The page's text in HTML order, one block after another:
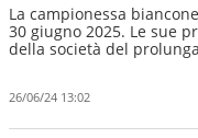
La campionessa
30 giugno 2025. Le sue
della società del
26/06/24 13:02